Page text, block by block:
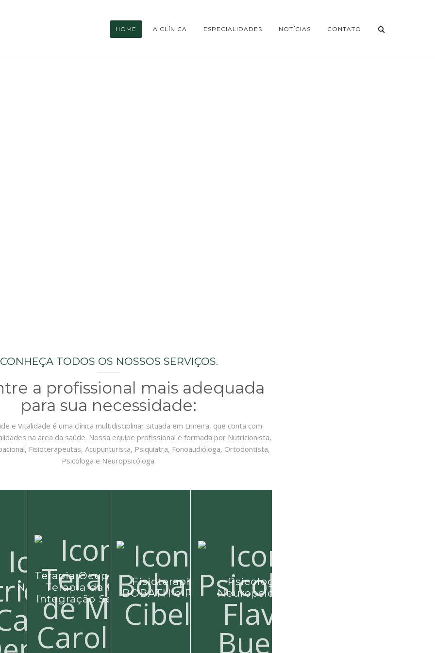
HOME A CLÍNICA ESPECIALIDADES NOTÍCIAS CONTATO
CONHEÇA TODOS OS NOSSOS SERVIÇOS.
a profissional mais adequada
para sua necessidade:
e Vitalidade é uma clínica multidisciplinar situada em Limeira, que conta com
na área da saúde. Nossa equipe profissional é formada por Nutricionista,
Fisioterapeutas, Acupunturista, Psiquiatra, Fonoaudióloga, Ortodontista,
Psicóloga e Neuropsicóloga.
Nutrição
Terapia Ocupacional,
Terapia da Mão e
Integração Sensorial
Fisioterapia,
BOBATH e RPG
Psicologia e
Neuropsicóloga